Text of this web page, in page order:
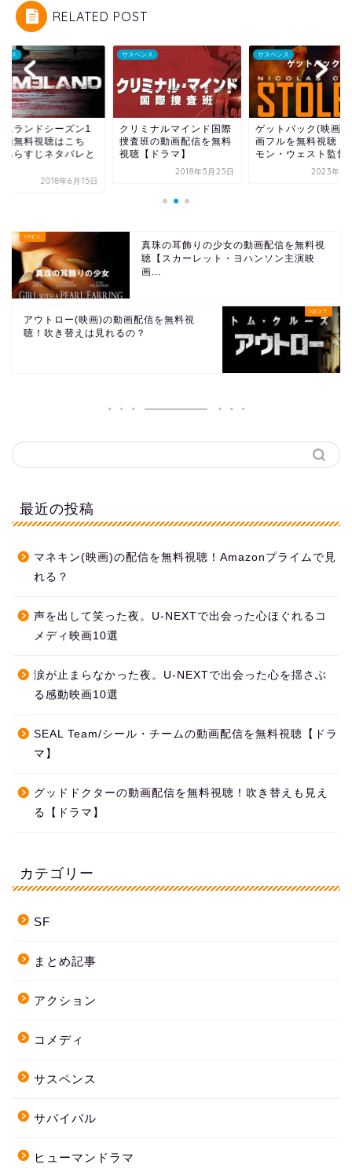
RELATED POST
ンス
ムランドシーズン1
画無料視聴はこち
あらすじネタバレと
2018年6月15日
サスペンス
クリミナルマインド国際
捜査班の動画配信を無料
視聴【ドラマ】
2018年5月25日
サスペンス
ゲットバック(映画)
画フルを無料視聴 【
モン・ウェスト監督
2023年6
真珠の耳飾りの少女の動画配信を無料視
聴【スカーレット・ヨハンソン主演映
画...
アウトロー(映画)の動画配信を無料視
聴！吹き替えは見れるの？
最近の投稿
マネキン(映画)の配信を無料視聴！Amazonプライムで見
れる？
声を出して笑った夜。U-NEXTで出会った心ほぐれるコ
メディ映画10選
涙が止まらなかった夜。U-NEXTで出会った心を揺さぶ
る感動映画10選
SEAL Team/シール・チームの動画配信を無料視聴【ドラ
マ】
グッドドクターの動画配信を無料視聴！吹き替えも見え
る【ドラマ】
カテゴリー
SF
まとめ記事
アクション
コメディ
サスペンス
サバイバル
ヒューマンドラマ